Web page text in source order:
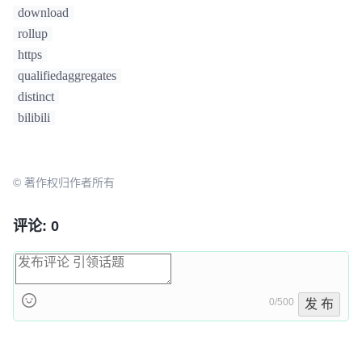
download
rollup
https
qualifiedaggregates
distinct
bilibili
© 著作权归作者所有
评论: 0
0/500 发 布